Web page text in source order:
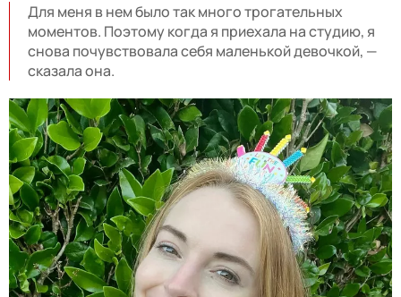
Для меня в нем было так много трогательных
моментов. Поэтому когда я приехала на студию, я
снова почувствовала себя маленькой девочкой, —
сказала она.